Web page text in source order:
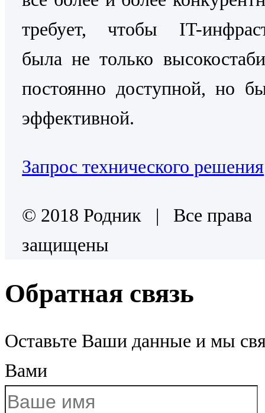
требует, чтобы IT-
была не только
постоянно доступной, но
эффективной.
Запрос технического решения
© 2018 Родник | Все права
защищены
Обратная связь
Оставьте Ваши данные и мы
Вами